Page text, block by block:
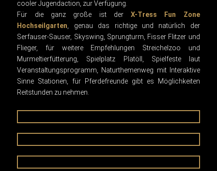
cooler Jugendaction, zur Verfügung.
Für die ganz große ist derX-Tress Fun Zone
Hochseilgarten , genau das richtige und natürlich der
Serfauser-Sauser, Skyswing, Sprungturm, Fisser Flitzer und
Flieger, für weitere Empfehlungen Streichelzoo und
Murmeltierfütterung, Spielplatz Platöll, Spielfeste laut
Veranstaltungsprogramm, Naturthemenweg mit Interaktive
Sinne Stationen, für Pferdefreunde gibt es Möglichkeiten
Reitstunden zu nehmen.